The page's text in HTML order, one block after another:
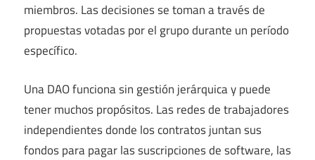
miembros. Las decisiones se toman a través de
propuestas votadas por el grupo durante un período
específico.
Una DAO funciona sin gestión jerárquica y puede
tener muchos propósitos. Las redes de trabajadores
independientes donde los contratos juntan sus
fondos para pagar las suscripciones de software, las